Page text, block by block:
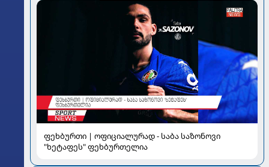
ფეხბურთი | ოფიციალურად - საბა საზონოვი
"ხეტაფეს" ფეხბურთელია